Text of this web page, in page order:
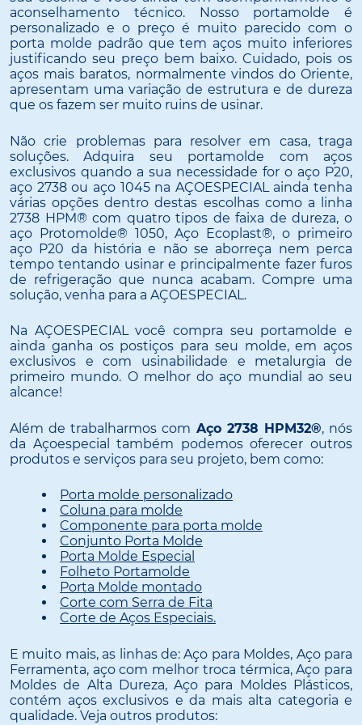
aconselhamento técnico. Nosso portamolde é
personalizado e o preço é muito parecido com o
porta molde padrão que tem aços muito inferiores
justificando seu preço bem baixo. Cuidado, pois os
aços mais baratos, normalmente vindos do Oriente,
apresentam uma variação de estrutura e de dureza
que os fazem ser muito ruins de usinar.
Não crie problemas para resolver em casa, traga
soluções. Adquira seu portamolde com aços
exclusivos quando a sua necessidade for o aço P20,
aço 2738 ou aço 1045 na AÇOESPECIAL ainda tenha
várias opções dentro destas escolhas como a linha
2738 HPM® com quatro tipos de faixa de dureza, o
aço Protomolde® 1050, Aço Ecoplast®, o primeiro
aço P20 da história e não se aborreça nem perca
tempo tentando usinar e principalmente fazer furos
de refrigeração que nunca acabam. Compre uma
solução, venha para a AÇOESPECIAL.
Na AÇOESPECIAL você compra seu portamolde e
ainda ganha os postiços para seu molde, em aços
exclusivos e com usinabilidade e metalurgia de
primeiro mundo. O melhor do aço mundial ao seu
alcance!
Além de trabalharmos com Aço 2738 HPM32®, nós
da Açoespecial também podemos oferecer outros
produtos e serviços para seu projeto, bem como:
Porta molde personalizado
Coluna para molde
Componente para porta molde
Conjunto Porta Molde
Porta Molde Especial
Folheto Portamolde
Porta Molde montado
Corte com Serra de Fita
Corte de Aços Especiais.
E muito mais, as linhas de: Aço para Moldes, Aço para
Ferramenta, aço com melhor troca térmica, Aço para
Moldes de Alta Dureza, Aço para Moldes Plásticos,
contém aços exclusivos e da mais alta categoria e
qualidade. Veja outros produtos: